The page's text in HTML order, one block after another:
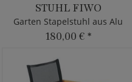
STUHL FIWO
Garten Stapelstuhl aus Alu
180,00 € *